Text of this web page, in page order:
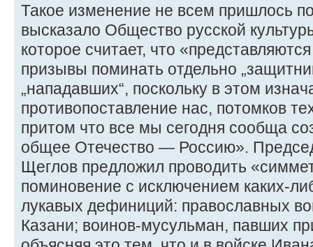
Такое изменение не всем пришлось
высказало Общество русской
которое считает, что
призывы поминать отдельно
„нападавших“, поскольку в этом
противопоставление нас, потомков
притом что все мы сегодня сообща
общее Отечество — Россию».
Щеглов предложил проводить
поминовение с исключением каких-
лукавых дефиниций: православных
Казани; воинов-мусульман, павших